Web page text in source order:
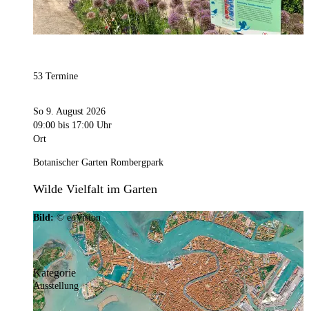
53 Termine
So 9. August 2026
09:00 bis 17:00 Uhr
Ort
Botanischer Garten Rombergpark
Wilde Vielfalt im Garten
Bild:© eoVision
Kategorie
Ausstellung